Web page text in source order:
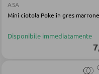
Pannello
Appendiabiti
Specchio da
ASA
Mini ciotola Poke in gres marrone
Disponibile immediatamente
7,